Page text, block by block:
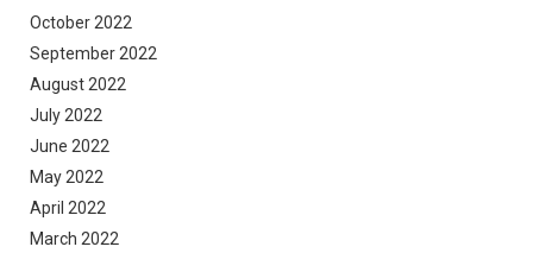
October 2022
September 2022
August 2022
July 2022
June 2022
May 2022
April 2022
March 2022